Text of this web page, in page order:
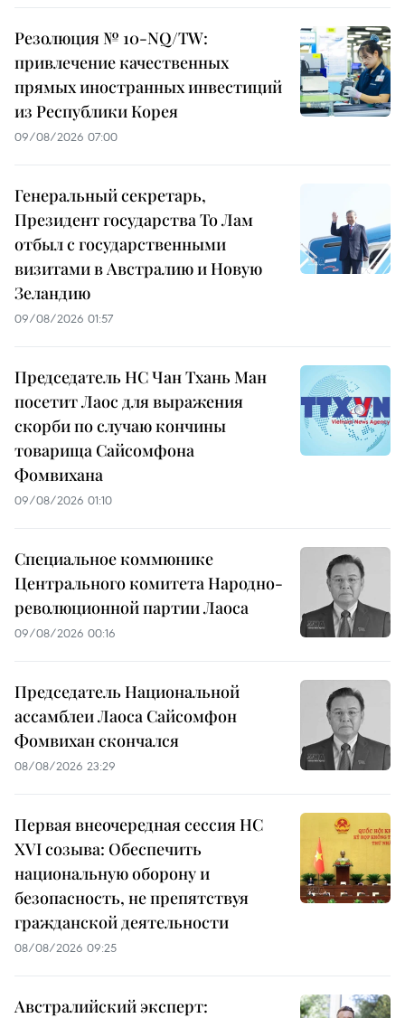
Резолюция № 10-NQ/TW:
привлечение качественных
прямых иностранных инвестиций
из Республики Корея
09/08/2026 07:00
Генеральный секретарь,
Президент государства То Лам
отбыл с государственными
визитами в Австралию и Новую
Зеландию
09/08/2026 01:57
Председатель НС Чан Тхань Ман
посетит Лаос для выражения
скорби по случаю кончины
товарища Сайсомфона
Фомвихана
09/08/2026 01:10
Специальное коммюнике
Центрального комитета Народно-
революционной партии Лаоса
09/08/2026 00:16
Председатель Национальной
ассамблеи Лаоса Сайсомфон
Фомвихан скончался
08/08/2026 23:29
Первая внеочередная сессия НС
XVI созыва: Обеспечить
национальную оборону и
безопасность, не препятствуя
гражданской деятельности
08/08/2026 09:25
Австралийский эксперт: